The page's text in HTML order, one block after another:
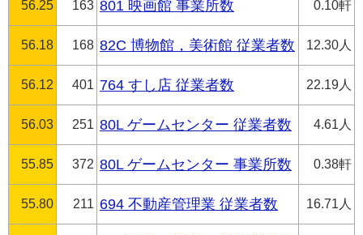
56.25 163 801 映画館 事業所数 0.10軒
56.18 168 82C 博物館，美術館 従業者数 12.30人
56.12 401 764 すし店 従業者数 22.19人
56.03 251 80L ゲームセンター 従業者数 4.61人
55.85 372 80L ゲームセンター 事業所数 0.38軒
55.80 211 694 不動産管理業 従業者数 16.71人